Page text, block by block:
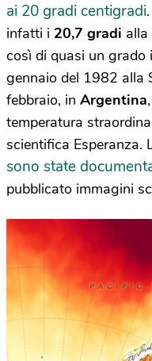
ai 20 gradi centigradi
infatti i 20,7 gradi alla
così di quasi un grado
gennaio del 1982 alla
febbraio, in Argentina
temperatura
scientifica Esperanza.
sono state
pubblicato immagini